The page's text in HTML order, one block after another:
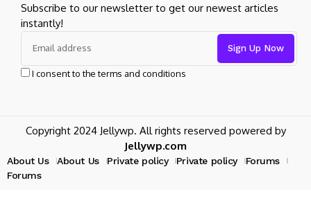
Subscribe to our newsletter to get our newest articles
instantly!
I consent to the terms and conditions
Copyright 2024 Jellywp. All rights reserved powered by
Jellywp.com
About Us About Us Private policy Private policy
Forums
Forums